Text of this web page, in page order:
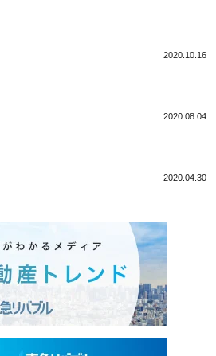
2020.10.16
2020.08.04
2020.04.30